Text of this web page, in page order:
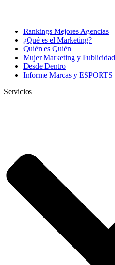
Rankings Mejores Agencias
¿Qué es el Marketing?
Quién es Quién
Mujer Marketing y Publicidad
Desde Dentro
Informe Marcas y ESPORTS
Servicios